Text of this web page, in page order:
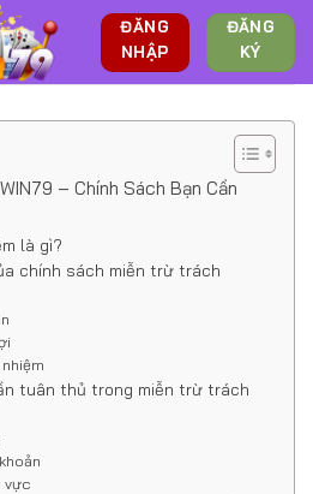
ĐĂNG
NHẬP
ĐĂNG
KÝ
– Chính Sách Bạn Cần
là gì?
chính sách miễn trừ trách
tuân thủ trong miễn trừ trách
vực